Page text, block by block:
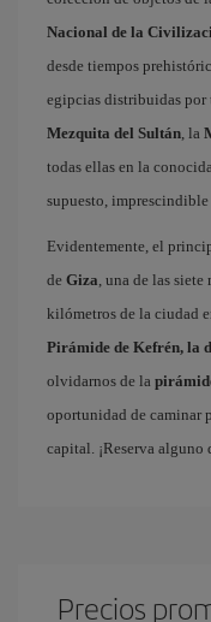
Nacional de la
desde tiempos
egipcias distribuidas por
Mezquita del Sultán, la
todas ellas en la
supuesto,
Evidentemente, el
de Giza, una de las
kilómetros de la ciudad
Pirámide de Kefrén, la
olvidarnos de la
oportunidad de caminar
capital. ¡Reserva alguno
Precios